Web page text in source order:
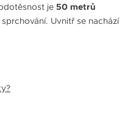
je 50 metrů
Uvnitř se nachází